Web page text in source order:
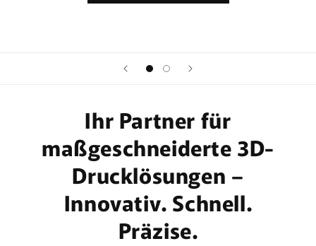
Ihr Partner für
maßgeschneiderte 3D-
Drucklösungen –
Innovativ. Schnell.
Präzise.